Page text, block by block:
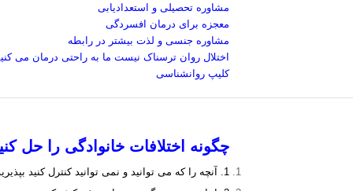
مشاوره تحصیلی و استعدادیابی
معجزه برای درمان افسردگی
مشاوره جنسی و لذت بیشتر در رابطه
اختلال روان ترسناک نیست ما به راحتی درمان می
کلیپ روانشناسی
چگونه اختلافات خانوادگی را حل
1. آنچه را که می توانید و نمی توانید کنترل کنید بپذیرید